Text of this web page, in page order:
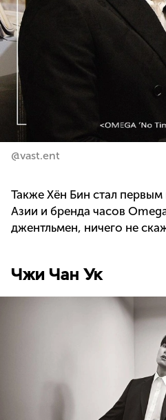
@vast.ent
Также Хён Бин стал
Азии и бренда часов
джентльмен, ничего не
Чжи Чан Ук